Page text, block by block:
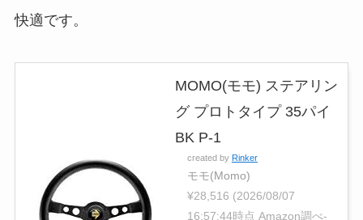
快適です。
MOMO(モモ) ステアリン
グ プロトタイプ 35パイ
BK P-1
created by Rinker
モモ(Momo)
¥28,516 (2026/08/07
16:57:44時点 Amazon調べ-